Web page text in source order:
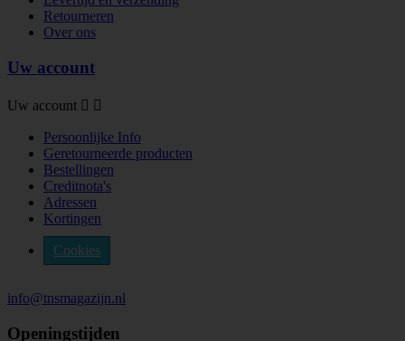
Retourneren
Over ons
Uw account
Uw account  
Persoonlijke Info
Geretourneerde producten
Bestellingen
Creditnota's
Adressen
Kortingen
Cookies
info@tnsmagazijn.nl
Openingstijden